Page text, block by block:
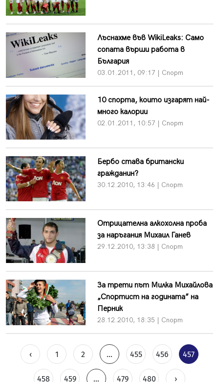
Лъснахме във WikiLeaks: Само
сопата върши работа в
България
03.01.2011, 09:17 | Спорт
10 спорта, които изгарят най-
много калории
02.01.2011, 10:57 | Спорт
Бербо става британски
гражданин?
30.12.2010, 13:46 | Спорт
Отрицателна алкохолна проба
за наръгания Михаил Ганев
29.12.2010, 13:38 | Спорт
За трети път Милка Михайлова
„Спортист на годината” на
Перник
28.12.2010, 18:35 | Спорт
‹ 1 2 ... 455 456 457
458 459 ... 479 480 ›